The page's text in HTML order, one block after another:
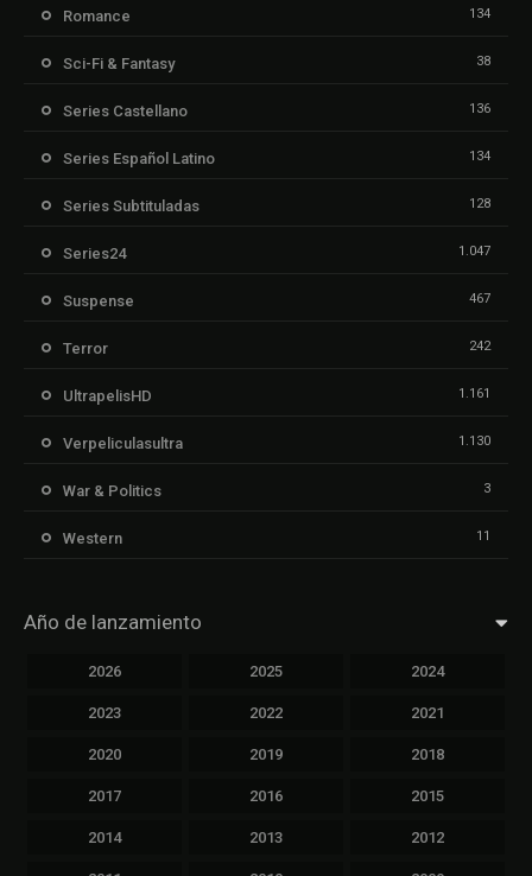
Romance 134
Sci-Fi & Fantasy 38
Series Castellano 136
Series Español Latino 134
Series Subtituladas 128
Series24 1.047
Suspense 467
Terror 242
UltrapelisHD 1.161
Verpeliculasultra 1.130
War & Politics 3
Western 11
Año de lanzamiento
2026 2025 2024
2023 2022 2021
2020 2019 2018
2017 2016 2015
2014 2013 2012